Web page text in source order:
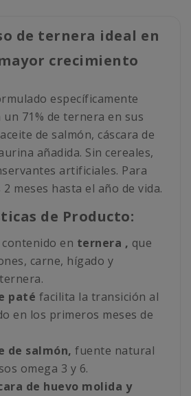
de ternera ideal en
crecimiento
específicamente
71% de ternera en sus
de salmón, cáscara de
añadida. Sin cereales,
artificiales. Para
meses hasta el año de vida.
de Producto:
en ternera , que
carne, hígado y
paté facilita la transición al
en los primeros meses de
de salmón, fuente natural
omega 3 y 6.
de huevo molida y